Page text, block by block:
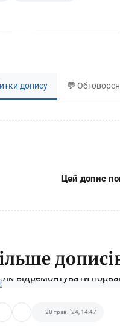
допису 💬
Цей допис
28 трав. '24, 14:47